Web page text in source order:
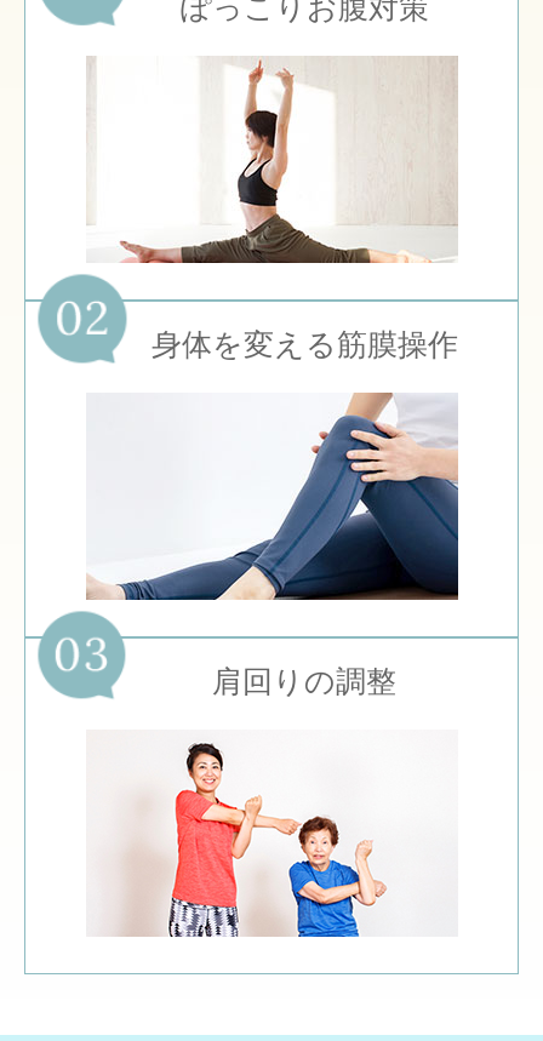
ぽっこりお腹対策
身体を変える筋膜操作
肩回りの調整